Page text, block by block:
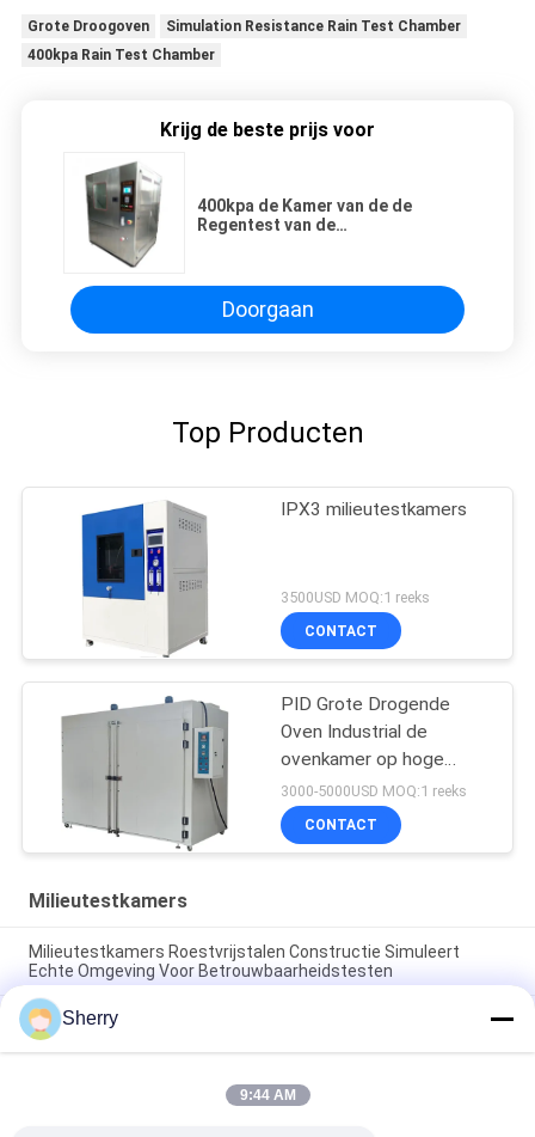
Grote Droogoven
Simulation Resistance Rain Test Chamber
400kpa Rain Test Chamber
Krijg de beste prijs voor
400kpa de Kamer van de de
Regentest van de
Doorgaan
Top Producten
IPX3 milieutestkamers
3500USD MOQ:1 reeks
CONTACT
PID Grote Drogende
Oven Industrial de
ovenkamer op hoge
temperatuur van
seconde SUS304
3000-5000USD MOQ:1 reeks
CONTACT
Milieutestkamers
Milieutestkamers Roestvrijstalen Constructie Simuleert
Echte Omgeving Voor Betrouwbaarheidstesten
Klimaatgecontroleerde testkamers Temperatuuruniformiteit
±1°C Aanpasbaar Beschikbaar
Omgevingstestkamers Breed temperatuurbereik
-70°C~+180°C Hoge nauwkeurigheid voor
Sherry
9:44 AM